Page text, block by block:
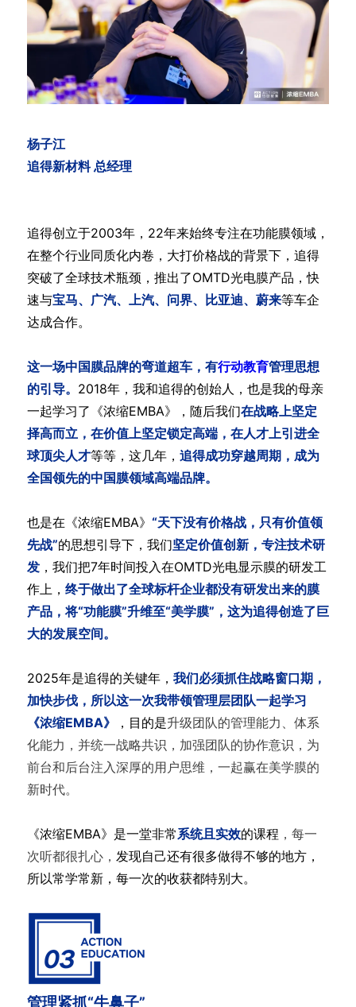
杨子江
追得新材料 总经理
追得创立于2003年，22年来始终专注在功能膜领域，
在整个行业同质化内卷，大打价格战的背景下，追得
突破了全球技术瓶颈，推出了OMTD光电膜产品，快
速与宝马、广汽、上汽、问界、比亚迪、蔚来等车企
达成合作。
这一场中国膜品牌的弯道超车，有行动教育管理思想
的引导。 2018年，我和追得的创始人，也是我的母亲
一起学习了《浓缩EMBA》，随后我们在战略上坚定
择高而立，在价值上坚定锁定高端，在人才上引进全
球顶尖人才等等，这几年， 追得成功穿越周期，成为
全国领先的中国膜领域高端品牌。
也是在《浓缩EMBA》 “天下没有价格战，只有价值领
先战”的思想引导下，我们坚定价值创新，专注技术研
发，我们把7年时间投入在OMTD光电显示膜的研发工
作上， 终于做出了全球标杆企业都没有研发出来的膜
产品，将“功能膜”升维至“美学膜”，这为追得创造了巨
大的发展空间。
2025年是追得的关键年， 我们必须抓住战略窗口期，
加快步伐，所以这一次我带领管理层团队一起学习
《浓缩EMBA》
，目的是升级团队的管理能力、体系
化能力，并统一战略共识，加强团队的协作意识，为
前台和后台注入深厚的用户思维，一起赢在美学膜的
新时代。
《浓缩EMBA》是一堂非常系统且实效的课程 ，每一
次听都很扎心， 发现自己还有很多做得不够的地方，
所以常学常新，每一次的收获都特别大。
管理紧抓“牛鼻子”